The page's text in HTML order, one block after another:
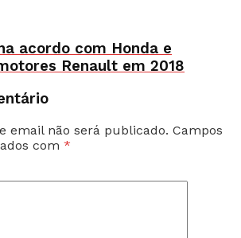
acordo com Honda e
Renault em 2018
email não será publicado. Campos
com *